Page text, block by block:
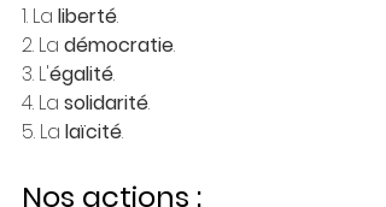
1. La liberté.
2. La démocratie.
3. L'égalité.
4. La solidarité.
5. La laïcité.
Nos actions :